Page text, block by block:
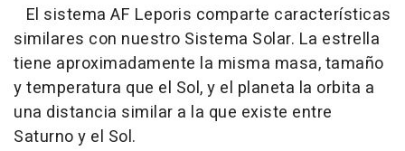
El sistema AF Leporis comparte características
similares con nuestro Sistema Solar. La estrella
tiene aproximadamente la misma masa, tamaño
y temperatura que el Sol, y el planeta la orbita a
una distancia similar a la que existe entre
Saturno y el Sol.